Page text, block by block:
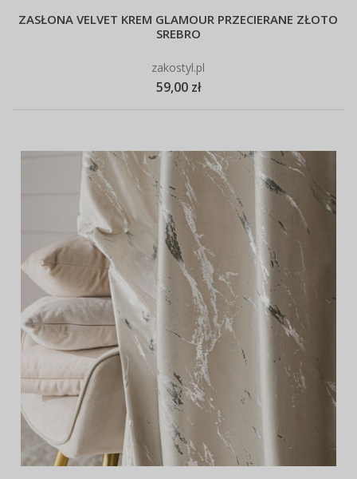
ZASŁONA VELVET KREM GLAMOUR PRZECIERANE ZŁOTO
SREBRO
zakostyl.pl
59,00 zł